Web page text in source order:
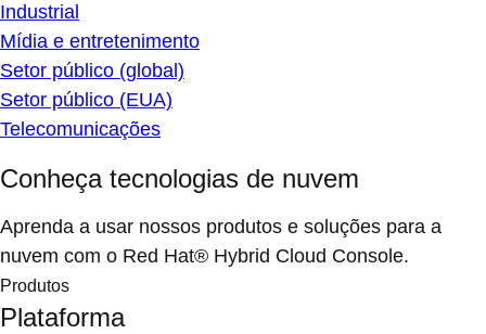
Industrial
Mídia e entretenimento
Setor público (global)
Setor público (EUA)
Telecomunicações
Conheça tecnologias de nuvem
Aprenda a usar nossos produtos e soluções para a
nuvem com o Red Hat® Hybrid Cloud Console.
Produtos
Plataforma